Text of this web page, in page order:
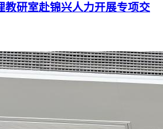
教研室赴锦兴人力开展专项交